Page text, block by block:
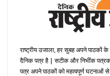
राष्ट्रीय उजाला, हर सुबह अपने पाठकों
दैनिक पत्र है | सटीक और निभींक
पत्र अपने पाठकों को महत्वपूर्ण